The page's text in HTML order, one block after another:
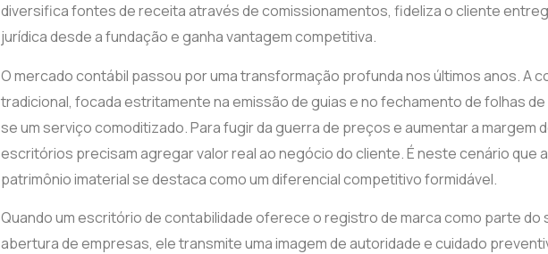
diversifica fontes de receita através de comissionamentos, fideliza o cliente
jurídica desde a fundação e ganha vantagem competitiva.
O mercado contábil passou por uma transformação profunda nos últimos anos. A
tradicional, focada estritamente na emissão de guias e no fechamento de folhas
se um serviço comoditizado. Para fugir da guerra de preços e aumentar a margem
escritórios precisam agregar valor real ao negócio do cliente. É neste cenário que
patrimônio imaterial se destaca como um diferencial competitivo formidável.
Quando um escritório de contabilidade oferece o registro de marca como parte do
abertura de empresas, ele transmite uma imagem de autoridade e cuidado